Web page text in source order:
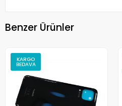
Benzer Ürünler
KARGO
BEDAVA